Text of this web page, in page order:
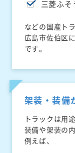
三菱ふそ
などの国産ト
広島市佐伯区
です。
架装・装備
トラックは用
装備や架装の
例えば、